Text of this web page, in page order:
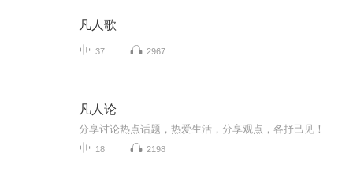
凡人歌
37 2967
凡人论
分享讨论热点话题，热爱生活，分享观点，各抒己见！
18 2198